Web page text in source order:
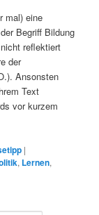
mal) eine
Begriff Bildung
reflektiert
der
Ansonsten
Text
vor kurzem
|
, Lernen,